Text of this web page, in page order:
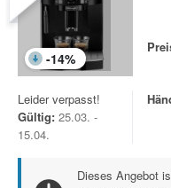
-14%
Leider verpasst!
Gültig: 25.03. -
15.04.
Dieses Angebot